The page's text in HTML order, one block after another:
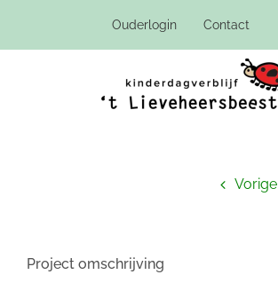
Ouderlogin Contact
Vorige
Project omschrijving